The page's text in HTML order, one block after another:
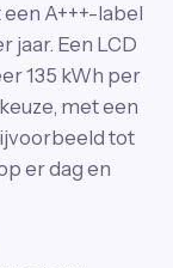
A+++-label
jaar. Een LCD
135 kWh per
met een
tot
er dag en